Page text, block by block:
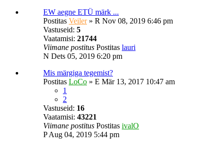
EW aegne ETÜ märk ...
Postitas Veiler» R Nov 08, 2019 6:46 pm
Vastuseid: 5
Vaatamisi: 21744
Viimane postitus Postitas lauri
N Dets 05, 2019 6:20 pm
Mis märgiga tegemist?
Postitas LoCo » E Mär 13, 2017 10:47 am
1
2
Vastuseid: 16
Vaatamisi: 43221
Viimane postitus Postitas ivalO
P Aug 04, 2019 5:44 pm